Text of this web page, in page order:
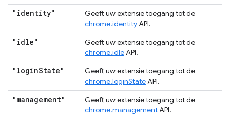
"identity"
Geeft uw extensie toegang tot de
chrome.identityAPI.
"idle"
Geeft uw extensie toegang tot de
chrome.idleAPI.
"loginState"
Geeft uw extensie toegang tot de
chrome.loginStateAPI.
"management"
Geeft uw extensie toegang tot de
chrome.managementAPI.